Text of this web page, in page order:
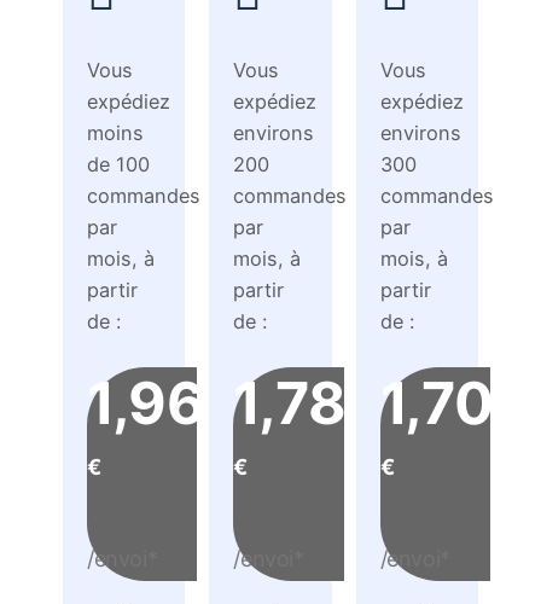
Vous
expédiez
moins
de 100
commandes
par
mois, à
partir
de :
1,96
€
/envoi*
Vous
expédiez
environs
200
commandes
par
mois, à
partir
de :
1,78
€
/envoi*
Vous
expédiez
environs
300
commandes
par
mois, à
partir
de :
1,70
€
/envoi*